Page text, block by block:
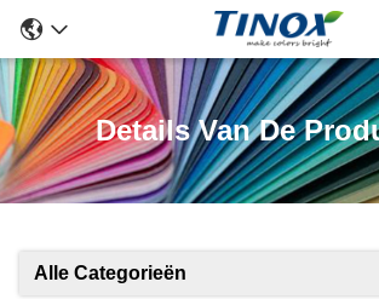
Details Van De
Alle Categorieën